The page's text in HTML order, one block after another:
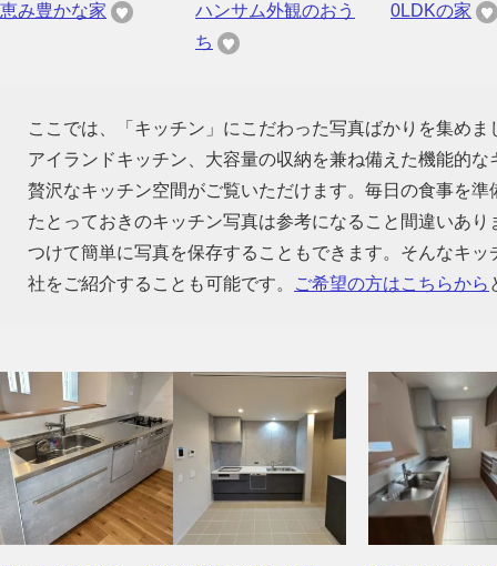
恵み豊かな家
ハンサム外観のおう
ち
0LDKの家
ここでは、「キッチン」にこだわった写真ばかりを集め
アイランドキッチン、大容量の収納を兼ね備えた機能的
贅沢なキッチン空間がご覧いただけます。毎日の食事を
たとっておきのキッチン写真は参考になること間違いあ
つけて簡単に写真を保存することもできます。そんなキ
社をご紹介することも可能です。
ご希望の方はこちらから